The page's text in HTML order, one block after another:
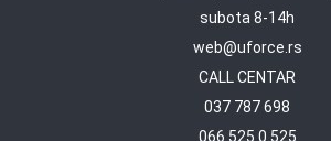
subota 8-14h
web@uforce.rs
CALL CENTAR
037 787 698
066 525 0 525